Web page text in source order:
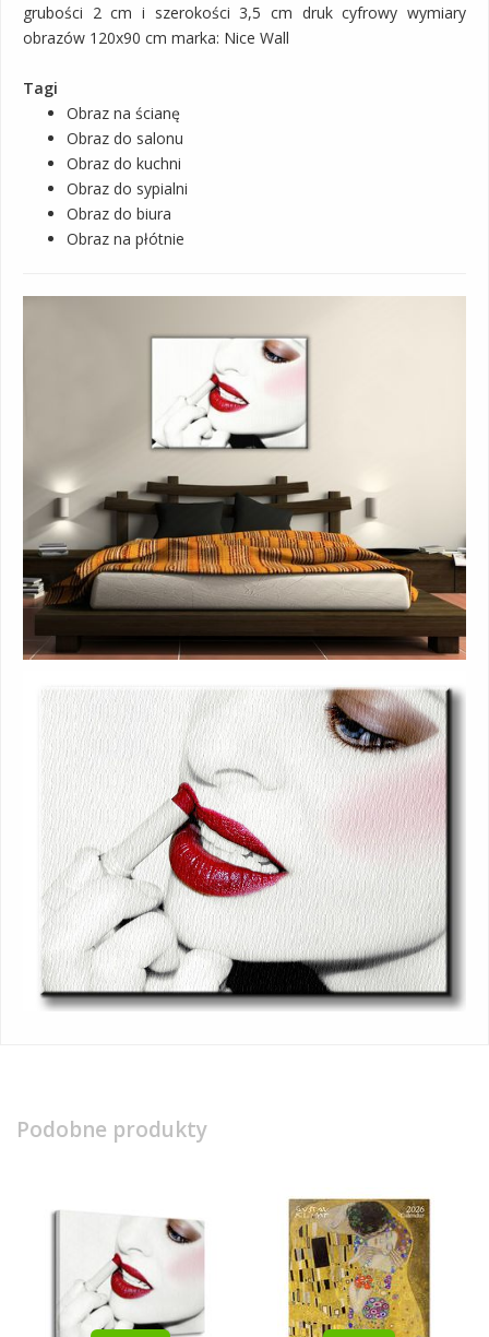
grubości 2 cm i szerokości 3,5 cm druk cyfrowy wymiary
obrazów 120x90 cm marka: Nice Wall
Tagi
Obraz na ścianę
Obraz do salonu
Obraz do kuchni
Obraz do sypialni
Obraz do biura
Obraz na płótnie
Podobne produkty